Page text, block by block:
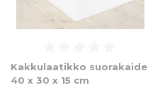
Kakkulaatikko suorakaide
40 x 30 x 15 cm